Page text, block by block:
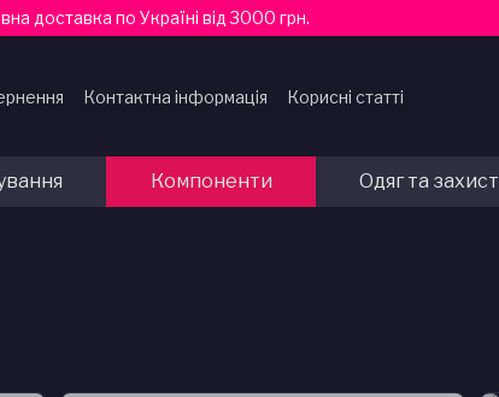
доставка по Україні від 3000 грн.
Контактна інформація
Корисні статті
Компоненти Одяг та захист